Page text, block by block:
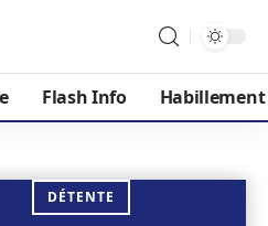
Flash Info Habillement
DÉTENTE